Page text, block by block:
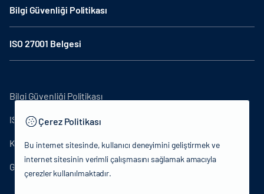
Bilgi Güvenliği Politikası
ISO 27001 Belgesi
Bilgi Güvenliği Politikası
ISO27001
KVKK Aydınlatma Metni
Gizlilik Politikası
Çerez Politikası
Bu internet sitesinde, kullanıcı deneyimini geliştirmek ve
internet sitesinin verimli çalışmasını sağlamak amacıyla
çerezler kullanılmaktadır.